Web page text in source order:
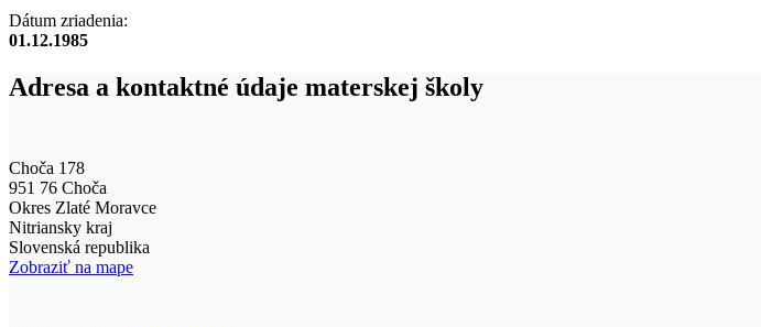
Dátum zriadenia:
01.12.1985
Adresa a kontaktné údaje materskej školy
Choča 178
951 76 Choča
Okres Zlaté Moravce
Nitriansky kraj
Slovenská republika
Zobraziť na mape